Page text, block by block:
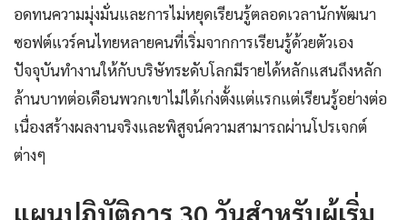
อดทนความมุ่งมั่นและการไม่หยุดเรียนรู้ตลอดเวลานักพัฒนา
ซอฟต์แวร์คนไทยหลายคนที่เริ่มจากการเรียนรู้ด้วยตัวเอง
ปัจจุบันทำงานให้กับบริษัทระดับโลกมีรายได้หลักแสนถึงหลัก
ล้านบาทต่อเดือนพวกเขาไม่ได้เก่งตั้งแต่แรกแต่เรียนรู้อย่างต่อ
เนื่องสร้างผลงานจริงและพิสูจน์ความสามารถผ่านโปรเจกต์
ต่างๆ
แผนปฏิบัติการ 30 วันสำหรับผู้เริ่ม